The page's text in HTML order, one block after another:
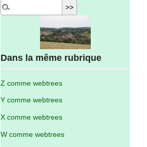
Dans la même rubrique
Z comme webtrees
Y comme webtrees
X comme webtrees
W comme webtrees